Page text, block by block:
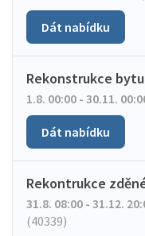
Dát nabídku
Rekonstrukce bytu
1.8. 00:00 - 30.11.
Dát nabídku
Rekontrukce
31.8. 08:00 - 31.12.
(40339)